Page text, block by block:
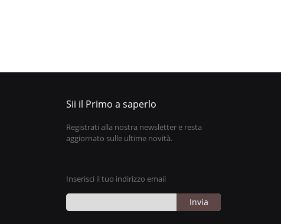
Sii il Primo a saperlo
Registrati alla nostra newsletter e resta
aggiornato sulle ultime novità.
Inserisci il tuo indirizzo email
Invia